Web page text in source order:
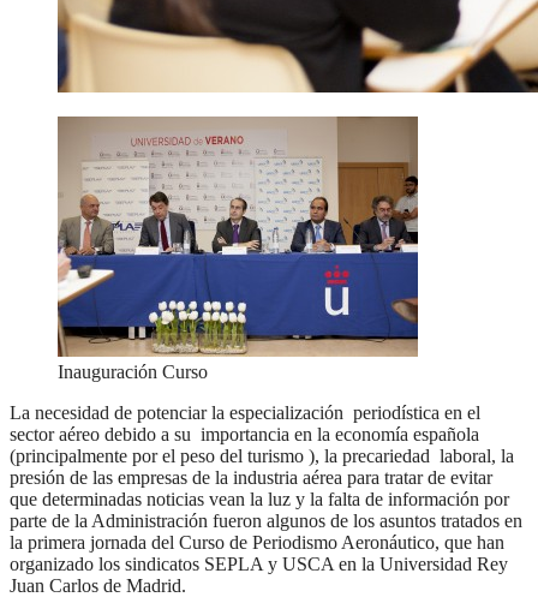
Inauguración Curso
La necesidad de potenciar la especialización periodística en el
sector aéreo debido a su importancia en la economía española
(principalmente por el peso del turismo ), la precariedad laboral, la
presión de las empresas de la industria aérea para tratar de evitar
que determinadas noticias vean la luz y la falta de información por
parte de la Administración fueron algunos de los asuntos tratados en
la primera jornada del Curso de Periodismo Aeronáutico, que han
organizado los sindicatos SEPLA y USCA en la Universidad Rey
Juan Carlos de Madrid.